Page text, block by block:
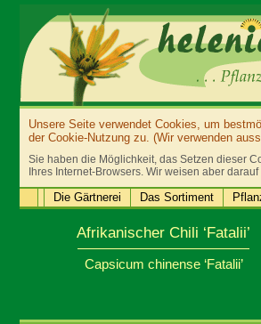
Unsere Seite verwendet Cookies, um
der Cookie-Nutzung zu. (Wir verwenden
Sie haben die Möglichkeit, das Setzen dieser
Ihres Internet-Browsers. Wir weisen aber
Die Gärtnerei Das Sortiment
Afrikanischer Chili ‘Fatalii’
Capsicum chinense ‘Fatalii’